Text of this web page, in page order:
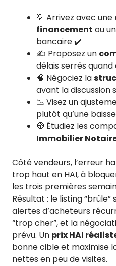
💡 Arrivez avec une
financement ou
bancaire ✔️
✍️ Proposez un
délais serrés quand
🧠 Négociez la
avant la discussion
📉 Visez un
plutôt qu’une
🧭 Étudiez les
Immobilier
Côté vendeurs, l’erreur
trop haut en HAI, à
les trois premières
Résultat : le listing “brûle”
alertes d’acheteurs
“trop cher”, et la
prévu. Un prix HAI
bonne cible et maximise
nettes en peu de visites.